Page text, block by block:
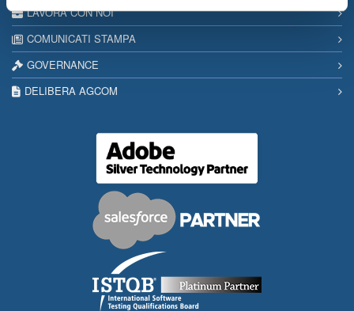
LAVORA CON NOI
COMUNICATI STAMPA
GOVERNANCE
DELIBERA AGCOM